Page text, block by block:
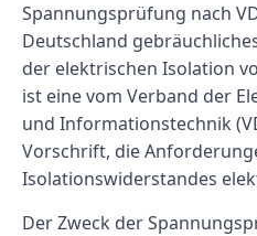
Spannungsprüfung nach
Deutschland
der elektrischen Isolation
ist eine vom Verband der
und Informationstechnik
Vorschrift, die
Isolationswiderstandes
Der Zweck der